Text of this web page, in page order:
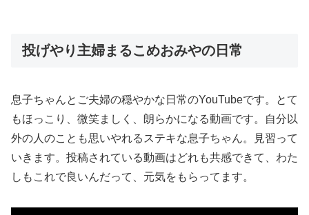
投げやり主婦まるこめおみやの日常
息子ちゃんとご夫婦の穏やかな日常のYouTubeです。とて
もほっこり、微笑ましく、朗らかになる動画です。自分以
外の人のことも思いやれるステキな息子ちゃん。見習って
いきます。投稿されている動画はどれも共感できて、わた
しもこれで良いんだって、元気をもらってます。